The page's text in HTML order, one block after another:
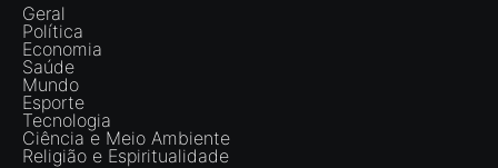
Geral
Política
Economia
Saúde
Mundo
Esporte
Tecnologia
Ciência e Meio Ambiente
Religião e Espiritualidade